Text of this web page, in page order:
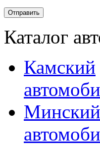
Каталог
Камский
Минский